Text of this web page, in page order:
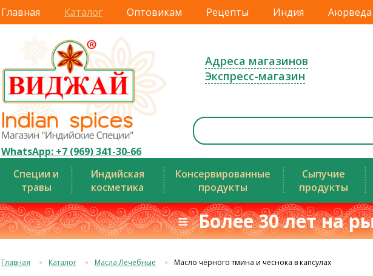
Главная Каталог Оптовикам Рецепты Индия Аюрведа
WhatsApp: +7 (969) 341-30-66
Адреса магазинов
Экспресс-магазин
Специи и
травы
Индийская
косметика
Консервированные
продукты
Сыпучие
продукты
≡ Более 30 лет на
Главная Каталог Масла Лечебные Масло чёрного тмина и чеснока в капсулах